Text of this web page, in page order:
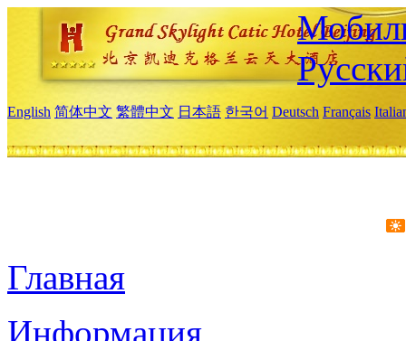
English 简体中文 繁體中文 日本語 한국어 Deutsch Français
Главная
Информация